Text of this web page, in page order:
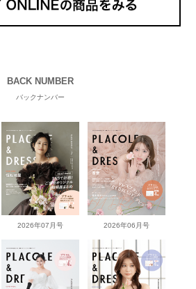
BACK NUMBER
バックナンバー
2026年07月号 2026年06月号